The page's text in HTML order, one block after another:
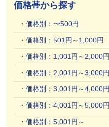
価格帯から探す
価格別：〜500円
価格別：501円～1,000円
価格別：1,001円～2,000円
価格別：2,001円～3,000円
価格別：3,001円～4,000円
価格別：4,001円～5,000円
価格別：5,001円～